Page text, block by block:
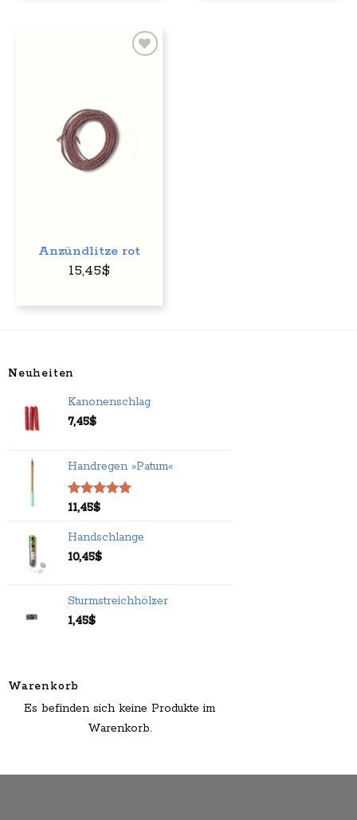
Anzündlitze rot
15,45$
Neuheiten
Kanonenschlag
7,45$
Handregen »Patum«
Bewertet
von 5
11,45$
Handschlange
10,45$
Sturmstreichhölzer
1,45$
Warenkorb
Es befinden sich keine Produkte im
Warenkorb.